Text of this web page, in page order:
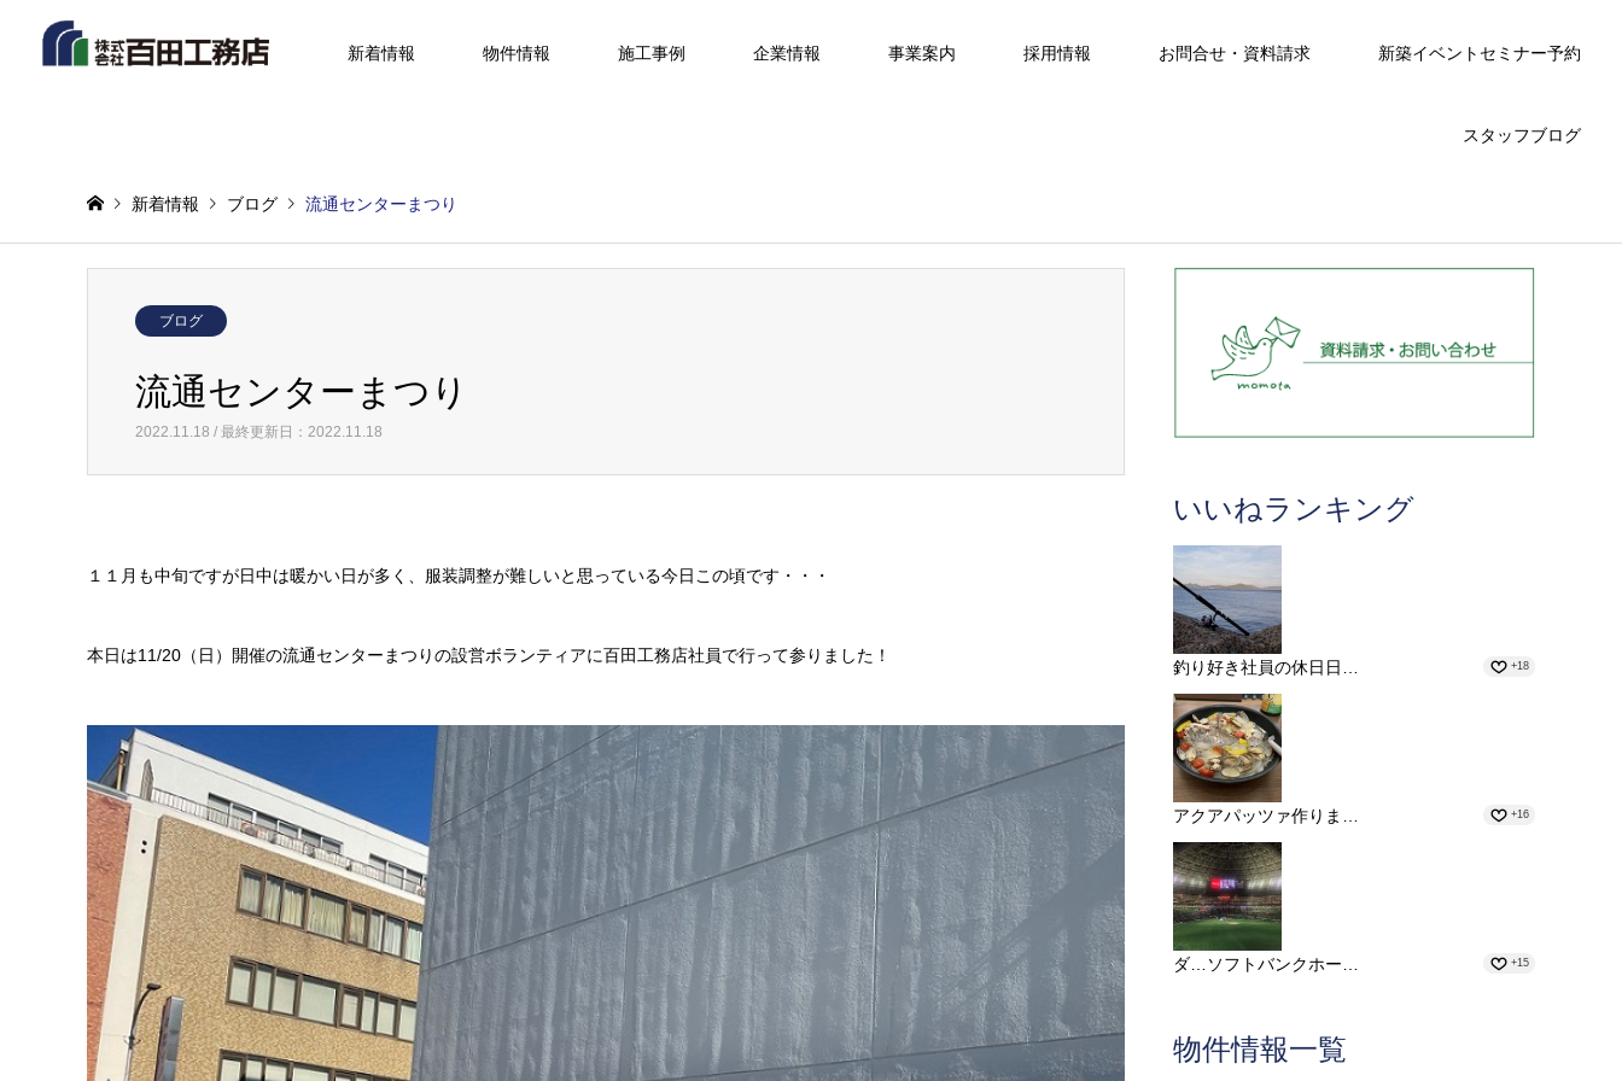
新着情報 物件情報 施工事例 企業情報 事業案内 採用情報 お問合せ・資料請求 新築イベントセミナー予約
スタッフブログ
新着情報 ブログ 流通センターまつり
ブログ
流通センターまつり
2022.11.18 / 最終更新日：2022.11.18
１１月も中旬ですが日中は暖かい日が多く、服装調整が難しいと思っている今日この頃です・・・
本日は11/20（日）開催の流通センターまつりの設営ボランティアに百田工務店社員で行って参りました！
いいねランキング
釣り好き社員の休日日… +18
アクアパッツァ作りま… +16
ダ…ソフトバンクホー… +15
物件情報一覧